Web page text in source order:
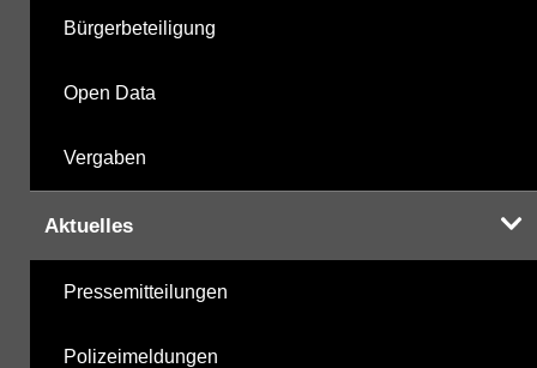
Bürgerbeteiligung
Open Data
Vergaben
Aktuelles
Pressemitteilungen
Polizeimeldungen